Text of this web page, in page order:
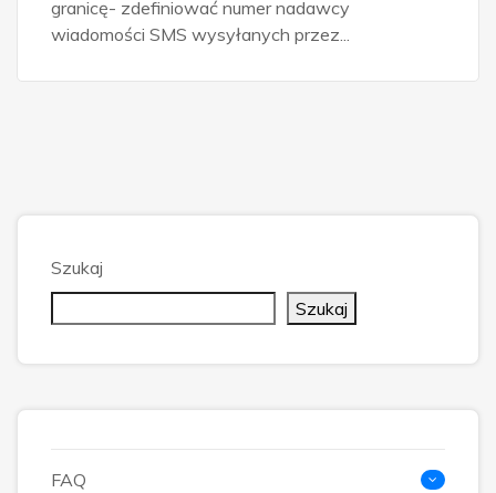
granicę- zdefiniować numer nadawcy
wiadomości SMS wysyłanych przez...
Szukaj
Szukaj
FAQ